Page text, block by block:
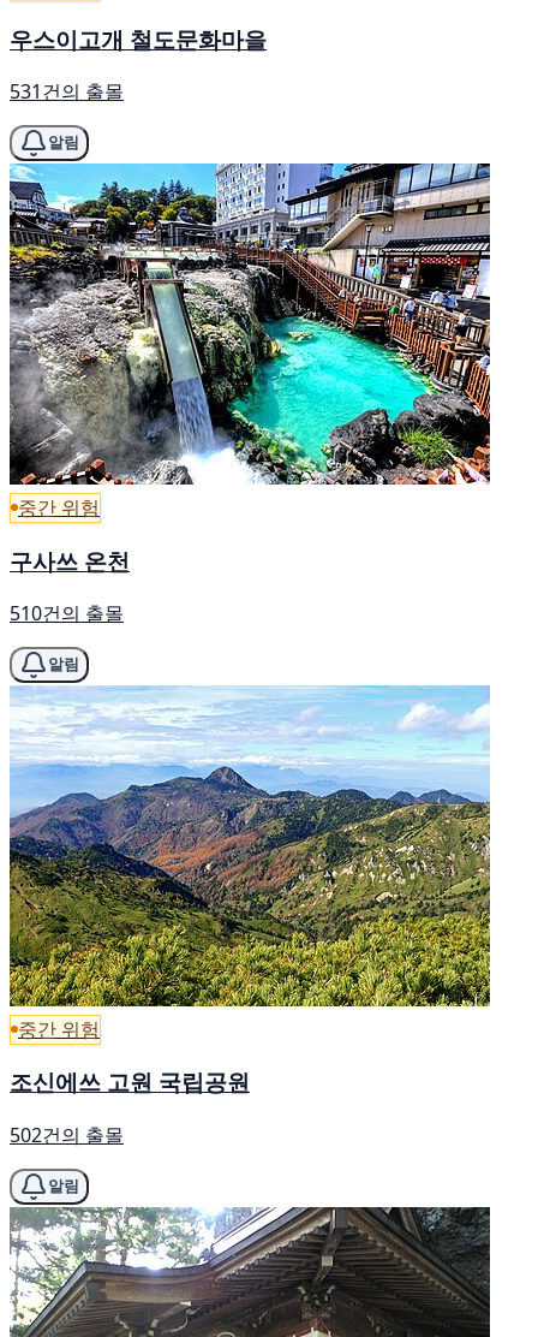
우스이고개 철도문화마을
531건의 출몰
알림
중간 위험
구사쓰 온천
510건의 출몰
알림
중간 위험
조신에쓰 고원 국립공원
502건의 출몰
알림